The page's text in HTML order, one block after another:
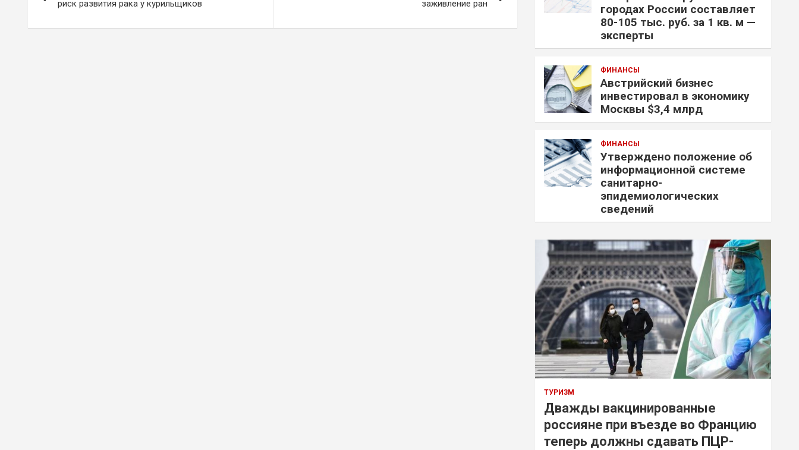
записям
риск развития рака у курильщиков
заживление ран
городах России составляет
80-105 тыс. руб. за 1 кв. м —
эксперты
ФИНАНСЫ
Австрийский бизнес
инвестировал в экономику
Москвы $3,4 млрд
ФИНАНСЫ
Утверждено положение об
информационной системе
санитарно-
эпидемиологических
сведений
ТУРИЗМ
Дважды вакцинированные
россияне при въезде во Францию
теперь должны сдавать ПЦР-